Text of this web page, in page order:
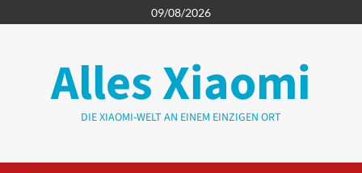
Inhalt
09/08/2026
Alles Xiaomi
DIE XIAOMI-WELT AN EINEM EINZIGEN ORT